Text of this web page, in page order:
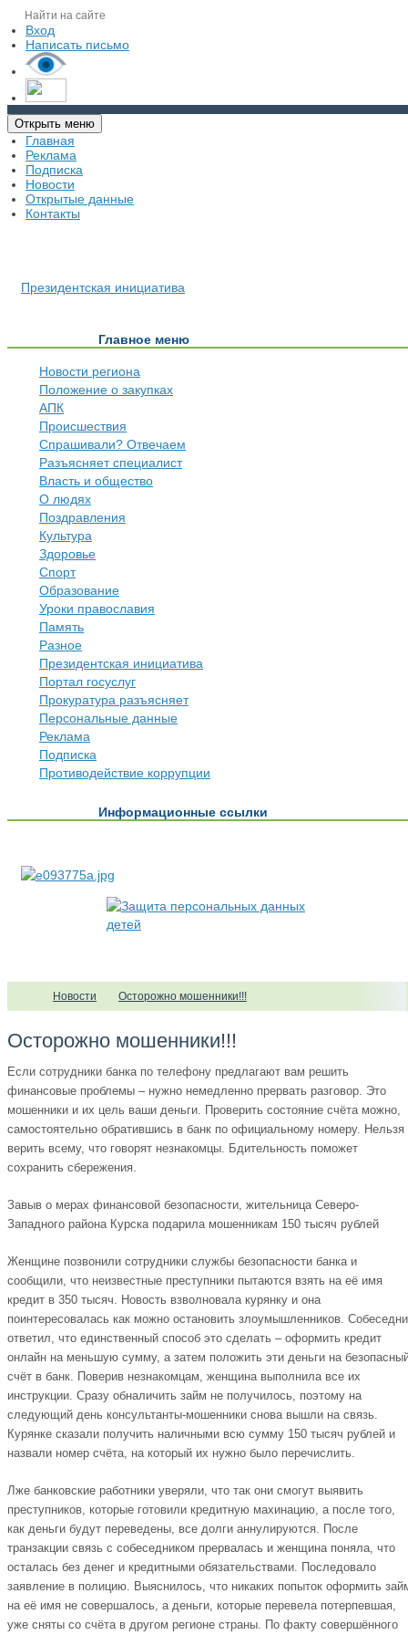
Вход
Написать письмо
Открыть меню
Главная
Реклама
Подписка
Новости
Открытые данные
Контакты
Президентская инициатива
Главное меню
Новости региона
Положение о закупках
АПК
Происшествия
Спрашивали? Отвечаем
Разъясняет специалист
Власть и общество
О людях
Поздравления
Культура
Здоровье
Спорт
Образование
Уроки православия
Память
Разное
Президентская инициатива
Портал госуслуг
Прокуратура разъясняет
Персональные данные
Реклама
Подписка
Противодействие коррупции
Информационные ссылки
Новости Осторожно мошенники!!!
Осторожно мошенники!!!
Если сотрудники банка по телефону предлагают вам решить
финансовые проблемы – нужно немедленно прервать разговор. Это
мошенники и их цель ваши деньги. Проверить состояние счёта можно,
самостоятельно обратившись в банк по официальному номеру. Нельзя
верить всему, что говорят незнакомцы. Бдительность поможет
сохранить сбережения.
Завыв о мерах финансовой безопасности, жительница Северо-
Западного района Курска подарила мошенникам 150 тысяч рублей
Женщине позвонили сотрудники службы безопасности банка и
сообщили, что неизвестные преступники пытаются взять на её имя
кредит в 350 тысяч. Новость взволновала курянку и она
поинтересовалась как можно остановить злоумышленников.
ответил, что единственный способ это сделать – оформить кредит
онлайн на меньшую сумму, а затем положить эти деньги на
счёт в банк. Поверив незнакомцам, женщина выполнила все их
инструкции. Сразу обналичить займ не получилось, поэтому на
следующий день консультанты-мошенники снова вышли на связь.
Курянке сказали получить наличными всю сумму 150 тысяч рублей и
назвали номер счёта, на который их нужно было перечислить.
Лже банковские работники уверяли, что так они смогут выявить
преступников, которые готовили кредитную махинацию, а после того,
как деньги будут переведены, все долги аннулируются. После
транзакции связь с собеседником прервалась и женщина поняла, что
осталась без денег и кредитными обязательствами. Последовало
заявление в полицию. Выяснилось, что никаких попыток оформить
на её имя не совершалось, а деньги, которые перевела потерпевшая,
уже сняты со счёта в другом регионе страны. По факту совершённого